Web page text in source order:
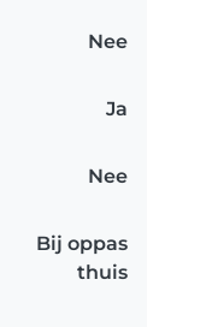
Nee
Ja
Nee
Bij oppas
thuis